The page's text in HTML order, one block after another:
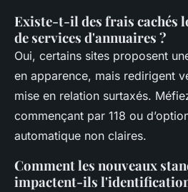
Existe-t-il des frais cachés
de services d'annuaires ?
Oui, certains sites proposent
en apparence, mais redirigent
mise en relation surtaxés.
commençant par 118 ou
automatique non claires.
Comment les nouveaux
impactent-ils l'identification